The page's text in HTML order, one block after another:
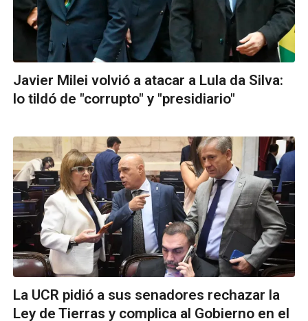
Javier Milei volvió a atacar a Lula da Silva:
lo tildó de "corrupto" y "presidiario"
La UCR pidió a sus senadores rechazar la
Ley de Tierras y complica al Gobierno en el